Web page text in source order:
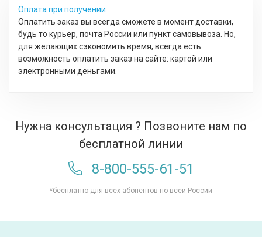
Оплата при получении
Оплатить заказ вы всегда сможете в момент доставки,
будь то курьер, почта России или пункт самовывоза. Но,
для желающих сэкономить время, всегда есть
возможность оплатить заказ на сайте: картой или
электронными деньгами.
Нужна консультация ? Позвоните нам по
бесплатной линии
8-800-555-61-51
*бесплатно для всех абонентов по всей России